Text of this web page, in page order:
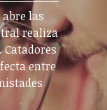
las
realiza
entre